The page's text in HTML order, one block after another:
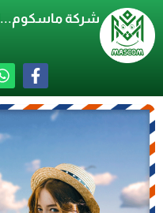
شركة ماسكوم...